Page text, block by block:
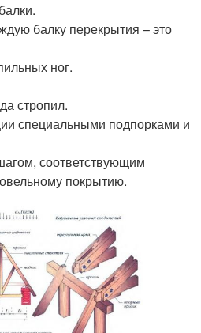
балку перекрытия – это
ног.
стропил.
специальными подпорками и
соответствующим
покрытию.